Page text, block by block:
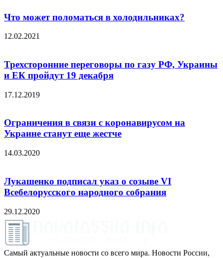
Что может поломаться в холодильниках?
12.02.2021
Трехсторонние переговоры по газу РФ, Украины
и ЕК пройдут 19 декабря
17.12.2019
Ограничения в связи с коронавирусом на
Украине станут еще жестче
14.03.2020
Лукашенко подписал указ о созыве VI
Всебелорусского народного собрания
29.12.2020
Самый актуальные новости со всего мира. Новости России,